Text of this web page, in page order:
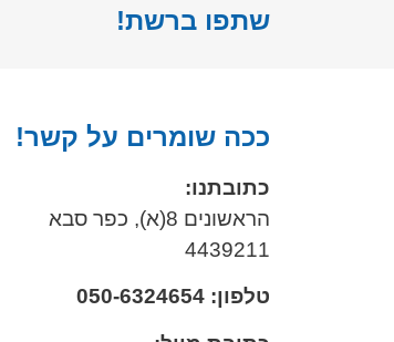
שתפו ברשת!
ככה שומרים על קשר!
כתובתנו:
הראשונים 8(א), כפר סבא
4439211
טלפון: 050-6324654